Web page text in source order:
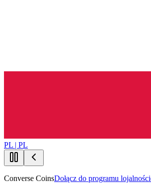
PL | PL
Converse CoinsDołącz do programu